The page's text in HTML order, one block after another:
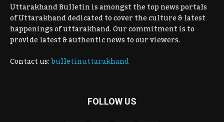
Uttarakhand Bulletin is amongst the top news portals
of Uttarakhand dedicated to cover the culture & latest
happenings of uttarakhand. Our commitment is to
provide latest & authentic news to our viewers.
Contact us:bulletinuttarakhand
FOLLOW US